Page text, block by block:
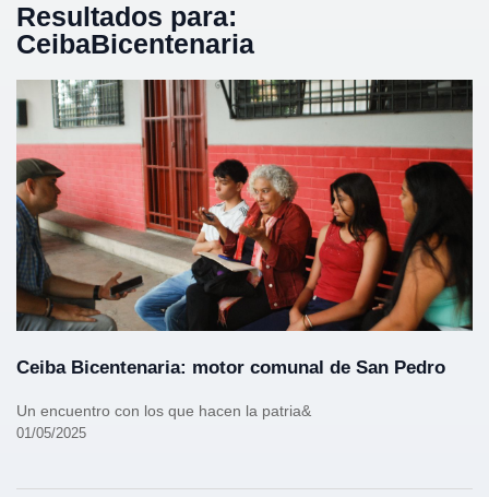
Resultados para:
CeibaBicentenaria
Ceiba Bicentenaria: motor comunal de San Pedro
Un encuentro con los que hacen la patria&
01/05/2025